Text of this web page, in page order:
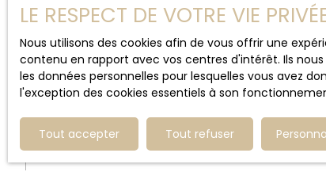
Si vous ne souhaitez pas faire l'objet de
démarchage téléphonique, prévu par l'article
Service Bloctel, CS 61311, 41013 BLOIS CEDEX.
L'immobilière de Faches
contact@limmobilieredefaches.com
Cookies
LE RESPECT DE VOTRE VIE
Nous utilisons des cookies afin de vous offrir une
contenu en rapport avec vos centres d'intérêt. Ils
les données personnelles pour lesquelles vous avez
l'exception des cookies essentiels à son
Tout accepter Tout refuser